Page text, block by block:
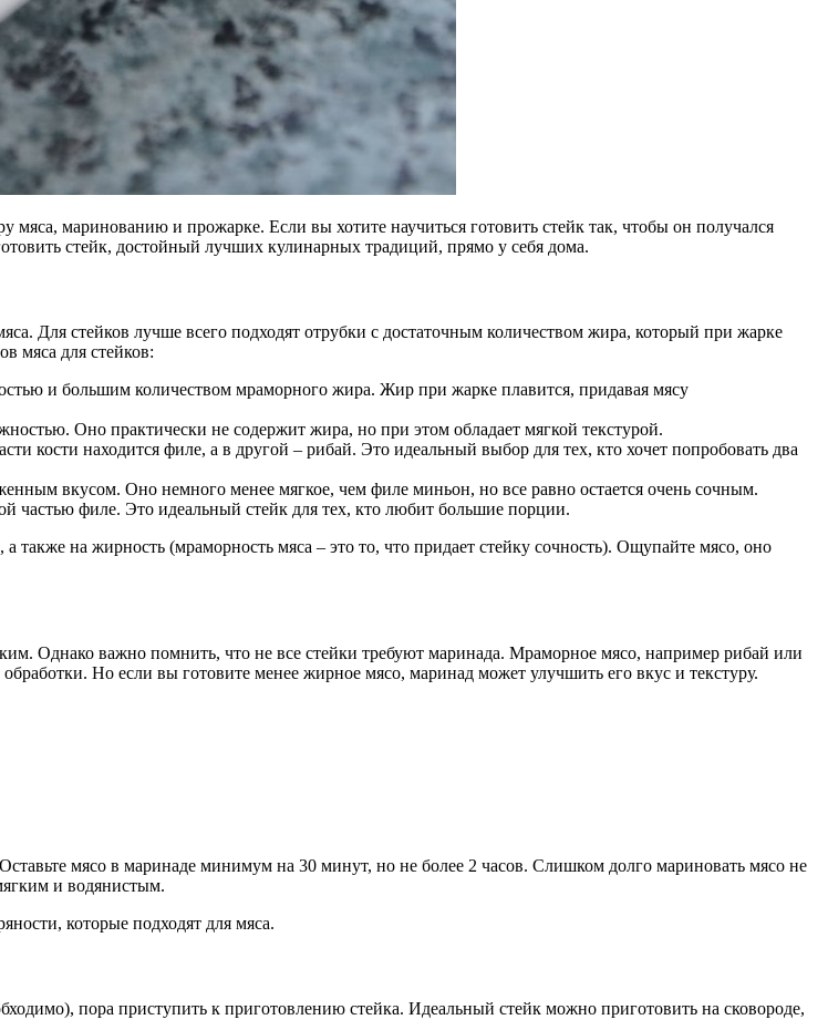
мяса, маринованию и прожарке. Если вы хотите научиться готовить стейк так, чтобы он получался
стейк, достойный лучших кулинарных традиций, прямо у себя дома.
Для стейков лучше всего подходят отрубки с достаточным количеством жира, который при жарке
мяса для стейков:
и большим количеством мраморного жира. Жир при жарке плавится, придавая мясу
Оно практически не содержит жира, но при этом обладает мягкой текстурой.
кости находится филе, а в другой – рибай. Это идеальный выбор для тех, кто хочет попробовать два
вкусом. Оно немного менее мягкое, чем филе миньон, но все равно остается очень сочным.
частью филе. Это идеальный стейк для тех, кто любит большие порции.
на жирность (мраморность мяса – это то, что придает стейку сочность). Ощупайте мясо, оно
Однако важно помнить, что не все стейки требуют маринада. Мраморное мясо, например рибай или
Но если вы готовите менее жирное мясо, маринад может улучшить его вкус и текстуру.
мясо в маринаде минимум на 30 минут, но не более 2 часов. Слишком долго мариновать мясо не
и водянистым.
которые подходят для мяса.
пора приступить к приготовлению стейка. Идеальный стейк можно приготовить на сковороде,